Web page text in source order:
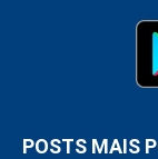
POSTS MAIS